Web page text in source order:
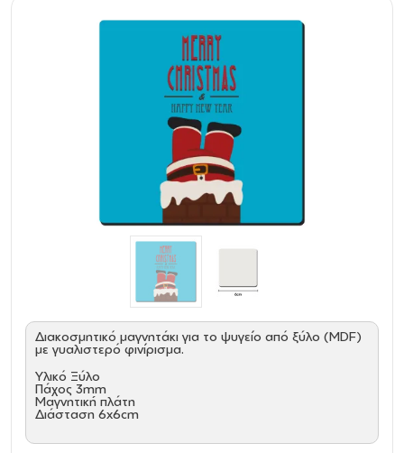
Διακοσμητικό μαγνητάκι για το ψυγείο από ξύλο (MDF)
με γυαλιστερό φινίρισμα.
Υλικό Ξύλο
Πάχος 3mm
Μαγνητική πλάτη
Διάσταση 6x6cm